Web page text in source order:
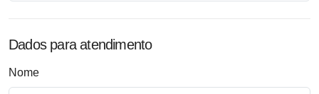
Dados para atendimento
Nome